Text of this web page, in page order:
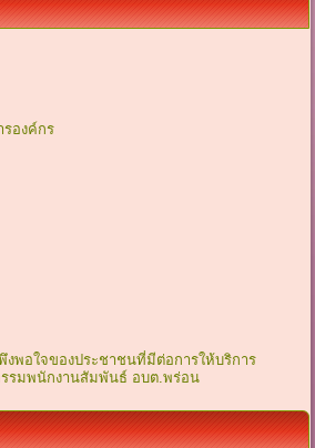
รองค์กร
พอใจของประชาชนที่มีต่อการให้บริการ
รรมพนักงานสัมพันธ์ อบต.พร่อน